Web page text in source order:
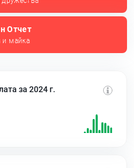
Отчет
и майка
за 2024 г.